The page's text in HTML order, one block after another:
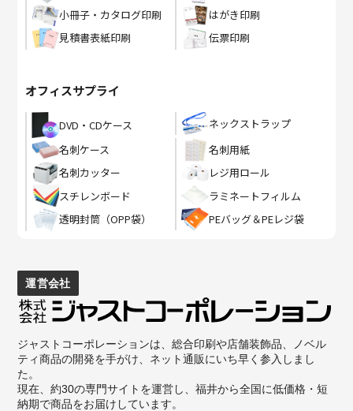
小冊子・カタログ印刷
はがき印刷
見積書表紙印刷
伝票印刷
オフィスサプライ
DVD・CDケース
ネックストラップ
名刺ケース
名刺用紙
名刺カッター
レジ用ロール
スチレンボード
ラミネートフィルム
透明封筒（OPP袋）
PEバッグ＆PEレジ袋
運営会社
ジャストコーポレーションは、総合印刷や店舗装飾品、ノベル
ティ商品の開発を手がけ、ネット通販にいち早く参入しまし
た。
現在、約30の専門サイトを運営し、福井から全国に低価格・短
納期で商品をお届けしています。